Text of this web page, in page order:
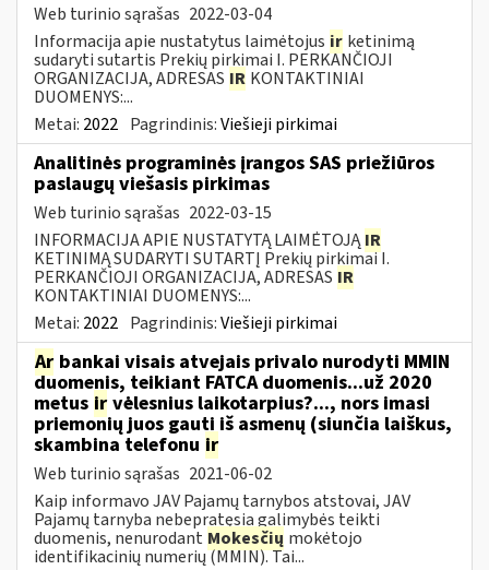
Web turinio sąrašas 2022-03-04
Informacija apie nustatytus laimėtojus ir ketinimą
sudaryti sutartis Prekių pirkimai I. PERKANČIOJI
ORGANIZACIJA, ADRESAS IR KONTAKTINIAI
DUOMENYS:...
Metai: 2022 Pagrindinis:Viešieji pirkimai
Analitinės programinės įrangos SAS priežiūros
paslaugų viešasis pirkimas
Web turinio sąrašas 2022-03-15
INFORMACIJA APIE NUSTATYTĄ LAIMĖTOJĄIR
KETINIMĄ SUDARYTI SUTARTĮ Prekių pirkimai I.
PERKANČIOJI ORGANIZACIJA, ADRESAS IR
KONTAKTINIAI DUOMENYS:...
Metai: 2022 Pagrindinis:Viešieji pirkimai
Ar bankai visais atvejais privalo nurodyti MMIN
duomenis, teikiant FATCA duomenis...už 2020
metus ir vėlesnius laikotarpius?..., nors imasi
priemonių juos gauti iš asmenų (siunčia laiškus,
skambina telefonu ir
Web turinio sąrašas 2021-06-02
Kaip informavo JAV Pajamų tarnybos atstovai, JAV
Pajamų tarnyba nebepratęsia galimybės teikti
duomenis, nenurodant Mokesčių mokėtojo
identifikacinių numerių (MMIN). Tai...